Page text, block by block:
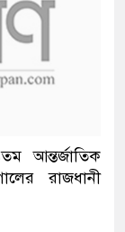
আন্তর্জাতিক
রাজধানী